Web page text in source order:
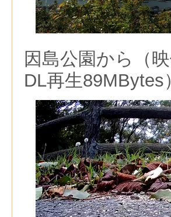
因島公園から（
DL再生89MBytes